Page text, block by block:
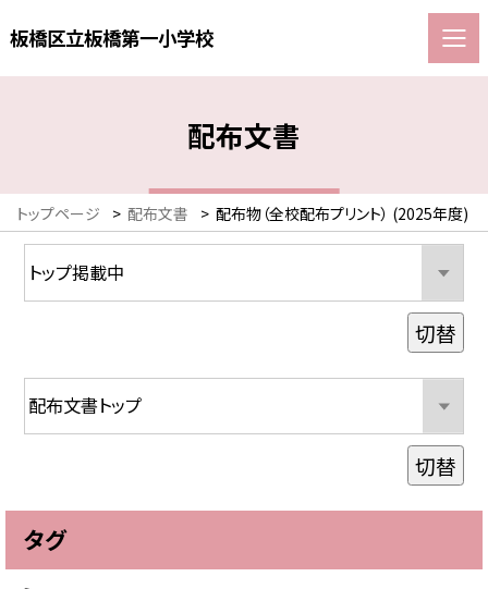
板橋区立板橋第一小学校
配布文書
トップページ > 配布文書 > 配布物（全校配布プリント） (2025年度)
切替
切替
タグ